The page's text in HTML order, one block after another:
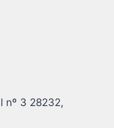
nº 3 28232,